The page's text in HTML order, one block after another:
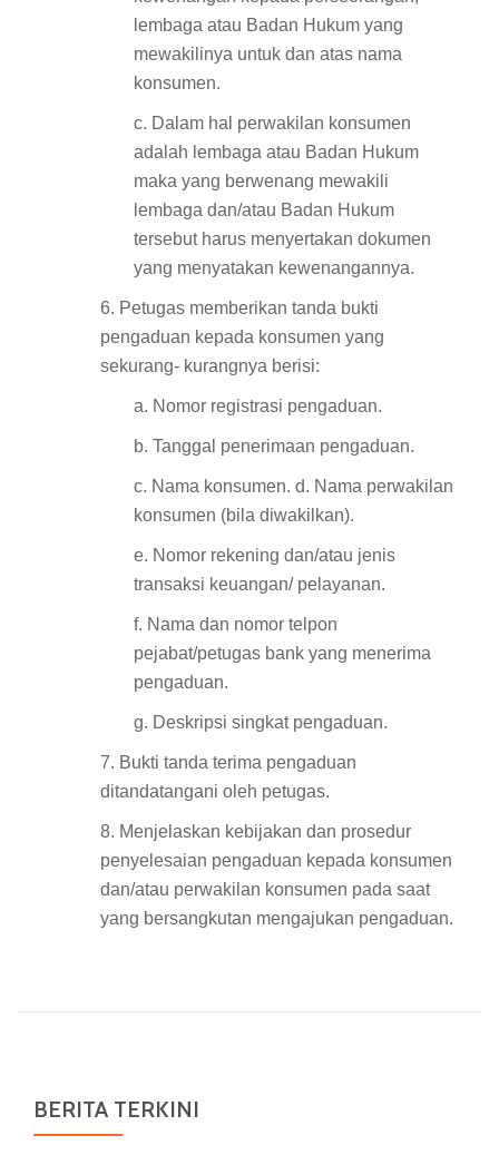
lembaga atau Badan Hukum yang
mewakilinya untuk dan atas nama
konsumen.
c. Dalam hal perwakilan konsumen
adalah lembaga atau Badan Hukum
maka yang berwenang mewakili
lembaga dan/atau Badan Hukum
tersebut harus menyertakan dokumen
yang menyatakan kewenangannya.
6. Petugas memberikan tanda bukti
pengaduan kepada konsumen yang
sekurang- kurangnya berisi:
a. Nomor registrasi pengaduan.
b. Tanggal penerimaan pengaduan.
c. Nama konsumen. d. Nama perwakilan
konsumen (bila diwakilkan).
e. Nomor rekening dan/atau jenis
transaksi keuangan/ pelayanan.
f. Nama dan nomor telpon
pejabat/petugas bank yang menerima
pengaduan.
g. Deskripsi singkat pengaduan.
7. Bukti tanda terima pengaduan
ditandatangani oleh petugas.
8. Menjelaskan kebijakan dan prosedur
penyelesaian pengaduan kepada konsumen
dan/atau perwakilan konsumen pada saat
yang bersangkutan mengajukan pengaduan.
BERITA TERKINI